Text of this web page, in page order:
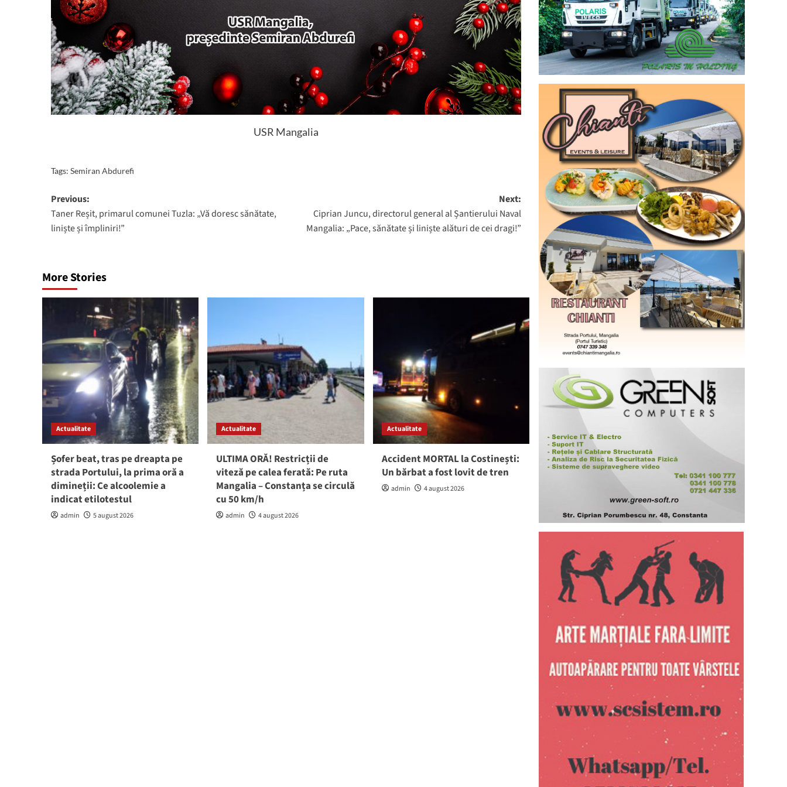
USR Mangalia
Tags: Semiran Abdurefi
Post
navigation
Previous:
Taner Reșit, primarul comunei Tuzla: „Vă doresc sănătate,
liniște și împliniri!”
Next:
Ciprian Juncu, directorul general al Șantierului Naval
Mangalia: „Pace, sănătate și liniște alături de cei dragi!”
More Stories
Actualitate
Șofer beat, tras pe dreapta pe
strada Portului, la prima oră a
dimineții: Ce alcoolemie a
indicat etilotestul
admin 5 august 2026
Actualitate
ULTIMA ORĂ! Restricții de
viteză pe calea ferată: Pe ruta
Mangalia – Constanța se circulă
cu 50 km/h
admin 4 august 2026
Actualitate
Accident MORTAL la Costinești:
Un bărbat a fost lovit de tren
admin 4 august 2026